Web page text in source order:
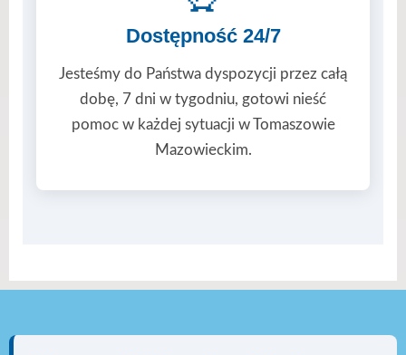
Dostępność 24/7
Jesteśmy do Państwa dyspozycji przez całą
dobę, 7 dni w tygodniu, gotowi nieść
pomoc w każdej sytuacji w Tomaszowie
Mazowieckim.